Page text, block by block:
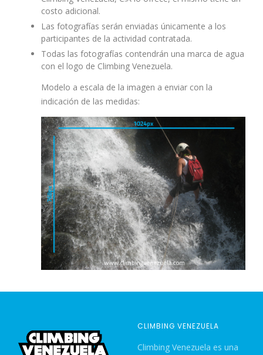
costo adicional.
Las fotografías serán enviadas únicamente a los
participantes de la actividad contratada.
Todas las fotografías contendrán una marca de agua
con el logo de Climbing Venezuela.
Modelo a escala de la imagen a enviar con la
indicación de las medidas:
CLIMBING VENEZUELA
Climbing Venezuela es una